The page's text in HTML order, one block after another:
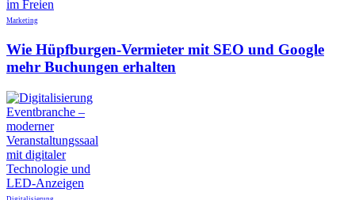
Marketing
Wie Hüpfburgen-Vermieter mit SEO und Google
mehr Buchungen erhalten